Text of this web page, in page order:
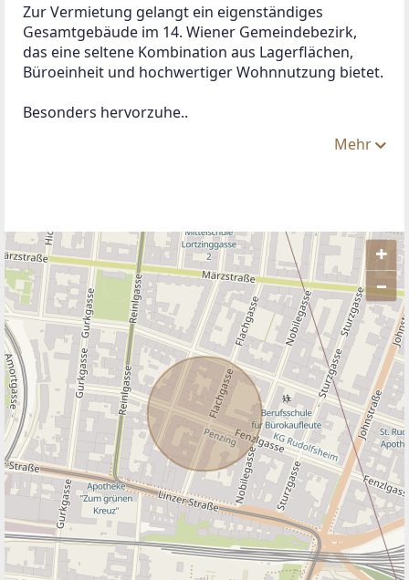
Zur Vermietung gelangt ein eigenständiges
Gesamtgebäude im 14. Wiener Gemeindebezirk,
das eine seltene Kombination aus Lagerflächen,
Büroeinheit und hochwertiger Wohnnutzung bietet.
Besonders hervorzuhe..
Mehr
+
–
ANBIETER KONTAKTIEREN